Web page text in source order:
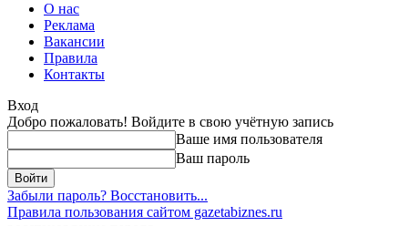
О нас
Реклама
Вакансии
Правила
Контакты
Вход
Добро пожаловать! Войдите в свою учётную запись
Ваше имя пользователя
Ваш пароль
Забыли пароль? Восстановить...
Правила пользования сайтом gazetabiznes.ru